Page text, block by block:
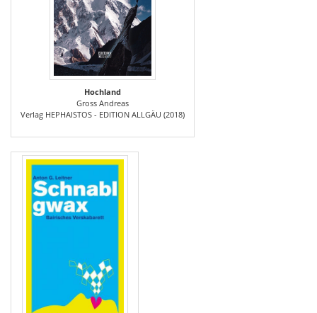
Hochland
Gross Andreas
Verlag HEPHAISTOS - EDITION ALLGÄU (2018)